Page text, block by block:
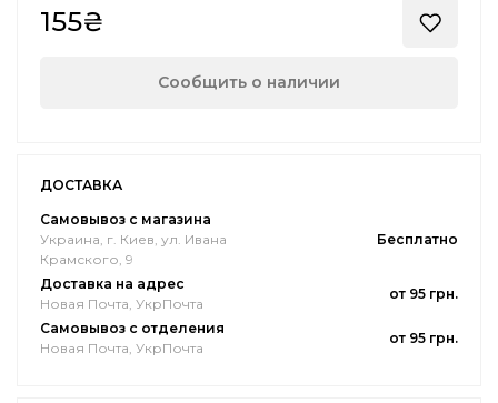
155₴
Сообщить о наличии
ДОСТАВКА
Самовывоз с магазина
Украина, г. Киев, ул. Ивана
Крамского, 9
Бесплатно
Доставка на адрес
Новая Почта, УкрПочта
от 95 грн.
Самовывоз с отделения
Новая Почта, УкрПочта
от 95 грн.